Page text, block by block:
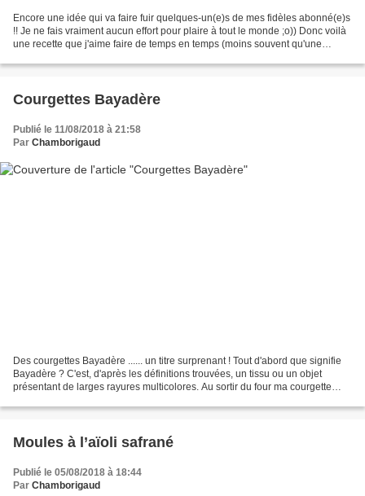
Encore une idée qui va faire fuir quelques-un(e)s de mes fidèles abonné(e)s
!! Je ne fais vraiment aucun effort pour plaire à tout le monde ;o)) Donc voilà
une recette que j'aime faire de temps en temps (moins souvent qu'une
Courgettes Bayadère
Publié le 11/08/2018 à 21:58
Par Chamborigaud
Des courgettes Bayadère ...... un titre surprenant ! Tout d'abord que signifie
Bayadère ? C'est, d'après les définitions trouvées, un tissu ou un objet
présentant de larges rayures multicolores. Au sortir du four ma courgette
Moules à l’aïoli safrané
Publié le 05/08/2018 à 18:44
Par Chamborigaud